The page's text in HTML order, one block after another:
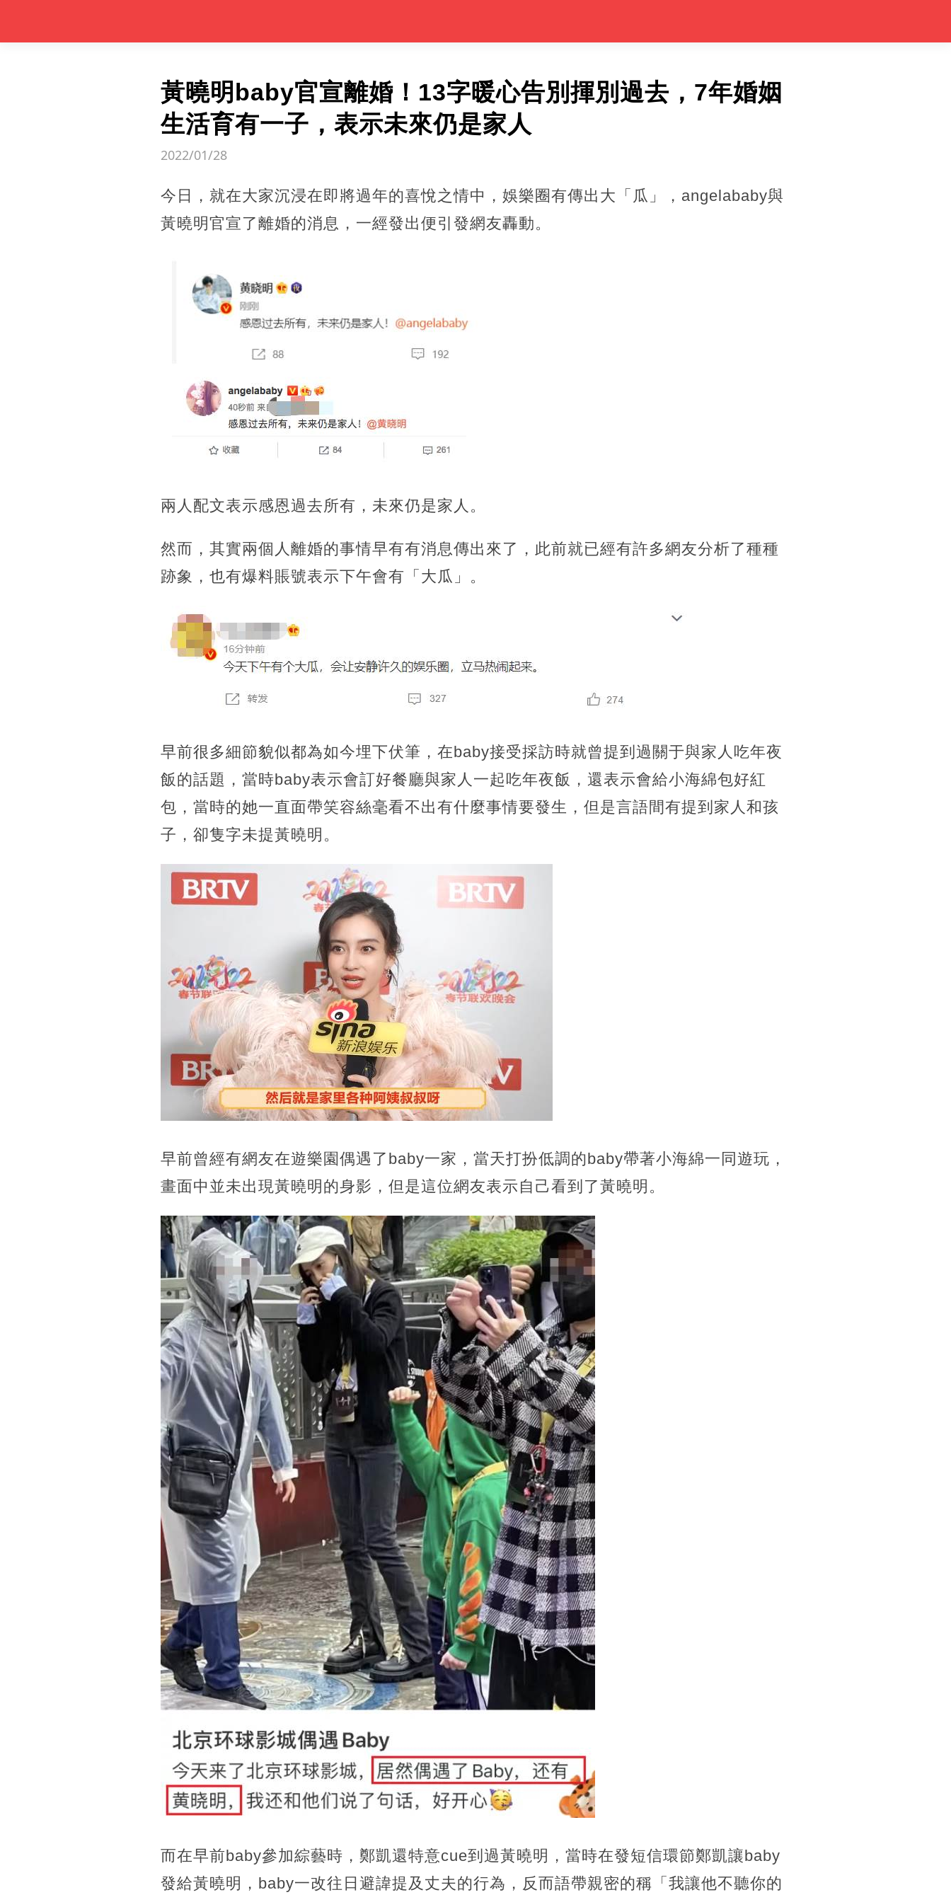
黃曉明baby官宣離婚！13字暖心告別揮別過去，7年婚姻
生活育有一子，表示未來仍是家人
2022/01/28
今日，就在大家沉浸在即將過年的喜悅之情中，娛樂圈有傳出大「瓜」，angelababy與
黃曉明官宣了離婚的消息，一經發出便引發網友轟動。
兩人配文表示感恩過去所有，未來仍是家人。
然而，其實兩個人離婚的事情早有有消息傳出來了，此前就已經有許多網友分析了種種
跡象，也有爆料賬號表示下午會有「大瓜」。
早前很多細節貌似都為如今埋下伏筆，在baby接受採訪時就曾提到過關于與家人吃年夜
飯的話題，當時baby表示會訂好餐廳與家人一起吃年夜飯，還表示會給小海綿包好紅
包，當時的她一直面帶笑容絲毫看不出有什麼事情要發生，但是言語間有提到家人和孩
子，卻隻字未提黃曉明。
早前曾經有網友在遊樂園偶遇了baby一家，當天打扮低調的baby帶著小海綿一同遊玩，
畫面中並未出現黃曉明的身影，但是這位網友表示自己看到了黃曉明。
而在早前baby參加綜藝時，鄭凱還特意cue到過黃曉明，當時在發短信環節鄭凱讓baby
發給黃曉明，baby一改往日避諱提及丈夫的行為，反而語帶親密的稱「我讓他不聽你的